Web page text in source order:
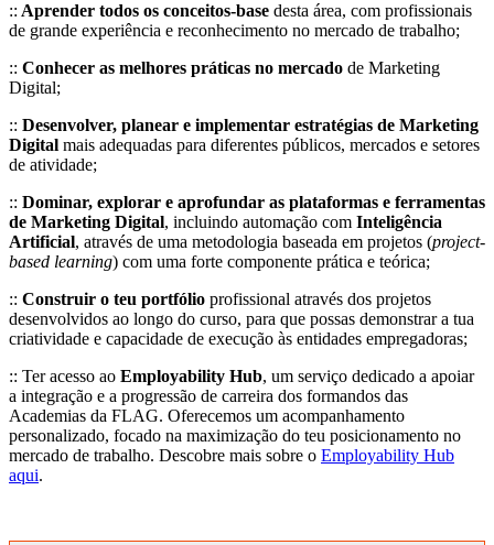
:: Aprender todos os conceitos-base desta área, com profissionais
de grande experiência e reconhecimento no mercado de trabalho;
:: Conhecer as melhores práticas no mercado de Marketing
Digital;
:: Desenvolver, planear e implementar estratégias de Marketing
Digital mais adequadas para diferentes públicos, mercados e setores
de atividade;
:: Dominar, explorar e aprofundar as plataformas e ferramentas
de Marketing Digital, incluindo automação com Inteligência
Artificial, através de uma metodologia baseada em projetos (project-
based learning) com uma forte componente prática e teórica;
:: Construir o teu portfólio profissional através dos projetos
desenvolvidos ao longo do curso, para que possas demonstrar a tua
criatividade e capacidade de execução às entidades empregadoras;
:: Ter acesso ao Employability Hub, um serviço dedicado a apoiar
a integração e a progressão de carreira dos formandos das
Academias da FLAG. Oferecemos um acompanhamento
personalizado, focado na maximização do teu posicionamento no
mercado de trabalho. Descobre mais sobre o Employability Hub
aqui.